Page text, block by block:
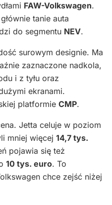
FAW-Volkswagen.
tanie auta
do segmentu NEV.
surowym designie. Ma
zaznaczone nadkola,
i z tyłu oraz
ekranami.
platformie CMP.
Jetta celuje w poziom
mniej więcej 14,7 tys.
pojawia się też
10 tys. euro. To
chce zejść niżej